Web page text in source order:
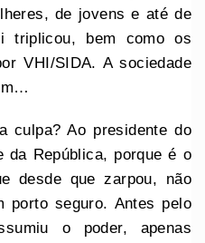
de jovens e até de
triplicou, bem como os
VHI/SIDA. A sociedade
culpa? Ao presidente do
da República, porque é o
desde que zarpou, não
porto seguro. Antes pelo
o poder, apenas